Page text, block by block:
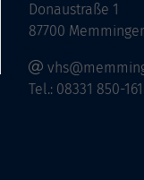
Donaustraße 1
87700
Tel.: 08331 850-